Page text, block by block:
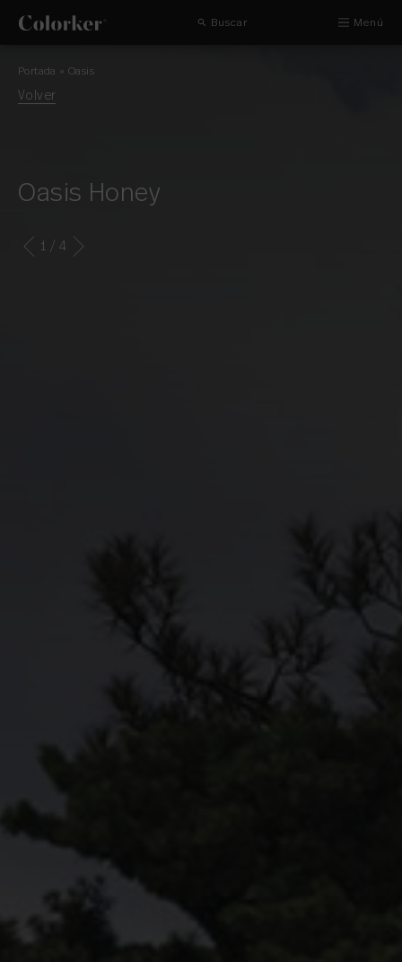
Buscar Menú
Portada »Oasis
Volver
Oasis Honey
1 / 4